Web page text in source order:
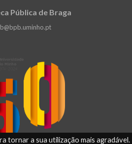
tornar a sua utilização mais agradável.
Pública de Braga